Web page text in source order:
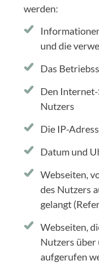
werden:
und die
Das
Den
Nutzers
Die IP-
Datum und
Webseiten,
des Nutzers
gelangt
Webseiten,
Nutzers über
aufgerufen